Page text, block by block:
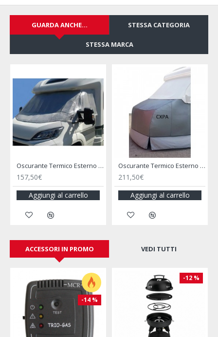
GUARDA ANCHE... STESSA CATEGORIA
STESSA MARCA
Oscurante Termico Esterno Cxpa Copricofano per Ducato X250/Boxer/Jumper dal 07/2006 al 06/2014 - SIFI
211,50€
Aggiungi al carrello
Oscurante Termico Esterno Cxpa Copricofano per Fiat Ducato 07/2002 - 06/2006
222,40€
Aggiungi al carrello
ACCESSORI IN PROMO VEDI TUTTI
-20 % -34 %